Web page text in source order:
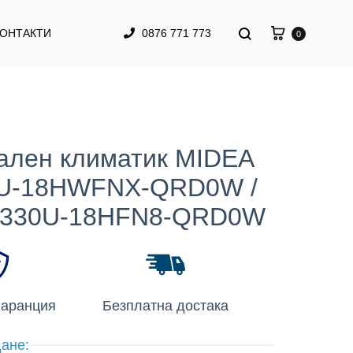
0876 771 773 0
климатик MIDEA
18HWFNX-QRD0W /
18HFN8-QRD0W
Безплатна достака